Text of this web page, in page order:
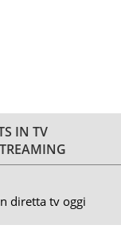
IN TV
diretta tv oggi